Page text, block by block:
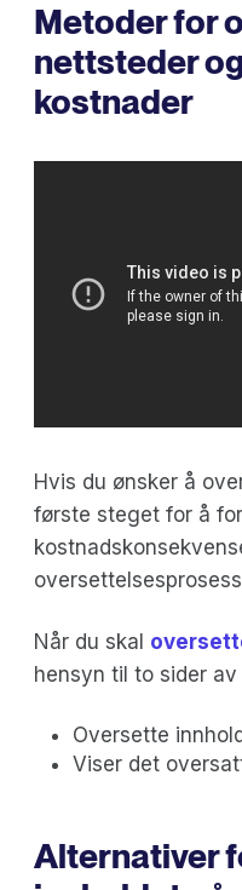
Metoder for
nettsteder
kostnader
Hvis du ønsker å
første steget for å
Når du skal
hensyn til to sider av
Oversette
Viser det
Alternativer